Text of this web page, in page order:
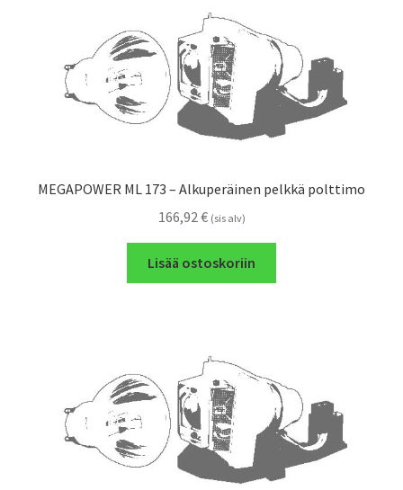
MEGAPOWER ML 173 – Alkuperäinen pelkkä polttimo
166,92€ (sis alv)
Lisää ostoskoriin